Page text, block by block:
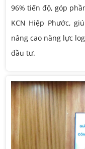
96% tiến độ, góp
KCN Hiệp Phước,
nâng cao năng lực
đầu tư.